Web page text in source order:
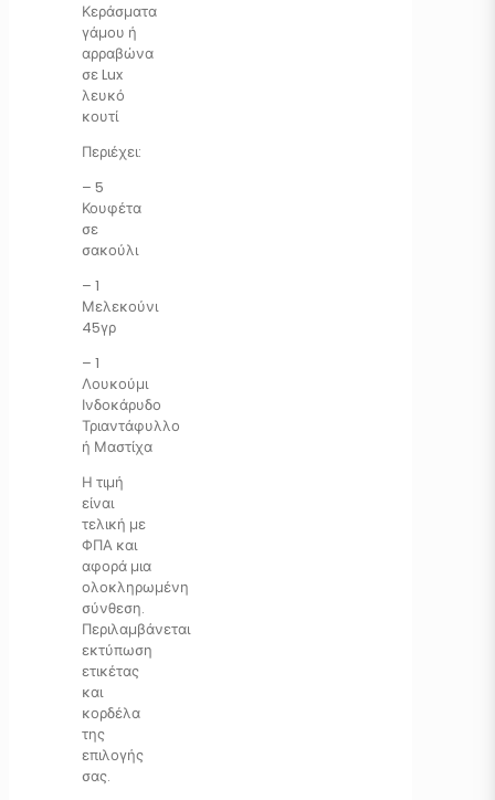
Κεράσματα
γάμου ή
αρραβώνα
σε Lux
λευκό
κουτί
Περιέχει:
– 5
Κουφέτα
σε
σακούλι
– 1
Μελεκούνι
45γρ
– 1
Λουκούμι
Ινδοκάρυδο
Τριαντάφυλλο
ή Μαστίχα
Η τιμή
είναι
τελική με
ΦΠΑ και
αφορά μια
ολοκληρωμένη
σύνθεση.
Περιλαμβάνεται
εκτύπωση
ετικέτας
και
κορδέλα
της
επιλογής
σας.